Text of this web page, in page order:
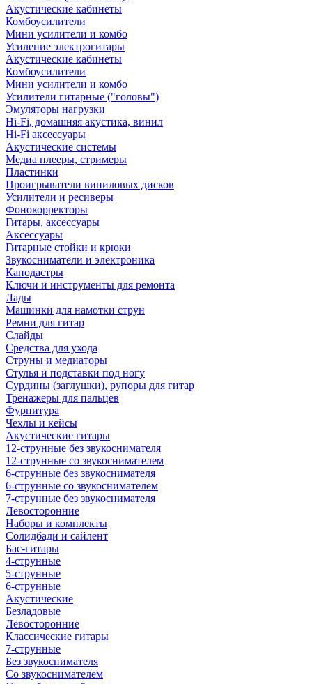
Акустические кабинеты
Комбоусилители
Мини усилители и комбо
Усиление электрогитары
Акустические кабинеты
Комбоусилители
Мини усилители и комбо
Усилители гитарные ("головы")
Эмуляторы нагрузки
Hi-Fi, домашняя акустика, винил
Hi-Fi аксессуары
Акустические системы
Медиа плееры, стримеры
Пластинки
Проигрыватели виниловых дисков
Усилители и ресиверы
Фонокорректоры
Гитары, аксессуары
Аксессуары
Гитарные стойки и крюки
Звукосниматели и электроника
Каподастры
Ключи и инструменты для ремонта
Лады
Машинки для намотки струн
Ремни для гитар
Слайды
Средства для ухода
Струны и медиаторы
Стулья и подставки под ногу
Сурдины (заглушки), рупоры для гитар
Тренажеры для пальцев
Фурнитура
Чехлы и кейсы
Акустические гитары
12-струнные без звукоснимателя
12-струнные со звукоснимателем
6-струнные без звукоснимателя
6-струнные со звукоснимателем
7-струнные без звукоснимателя
Левосторонние
Наборы и комплекты
Солидбади и сайлент
Бас-гитары
4-струнные
5-струнные
6-струнные
Акустические
Безладовые
Левосторонние
Классические гитары
7-струнные
Без звукоснимателя
Со звукоснимателем